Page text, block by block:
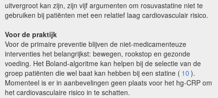
uitvergroot kan zijn, zijn vijf argumenten om rosuvastatine niet te
gebruiken bij patiënten met een relatief laag cardiovasculair risico.
Voor de praktijk
Voor de primaire preventie blijven de niet-medicamenteuze
interventies het belangrijkst: bewegen, rookstop en gezonde
voeding. Het Boland-algoritme kan helpen bij de selectie van de
groep patiënten die wel baat kan hebben bij een statine ( 10 ).
Momenteel is er in aanbevelingen geen plaats voor het hg-CRP om
het cardiovasculaire risico in te schatten.